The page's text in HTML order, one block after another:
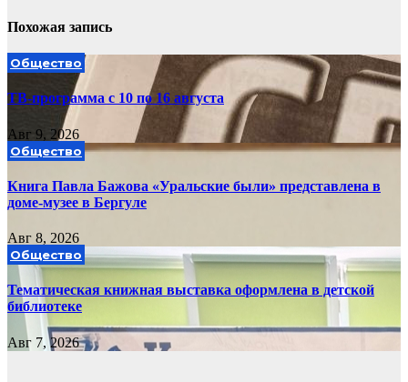
Похожая запись
Общество
ТВ-программа с 10 по 16 августа
Авг 9, 2026
Общество
Книга Павла Бажова «Уральские были» представлена в
доме-музее в Бергуле
Авг 8, 2026
Общество
Тематическая книжная выставка оформлена в детской
библиотеке
Авг 7, 2026